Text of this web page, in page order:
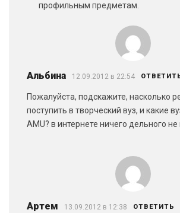
профильным предметам.
Альбина 12.09.2012 в 22:54
Пожалуйста, подскажите, насколько
поступить в творческий вуз, и какие
AMU? в интернете ничего дельного
Артем 13.09.2012 в 12:38 ОТВЕТИТЬ